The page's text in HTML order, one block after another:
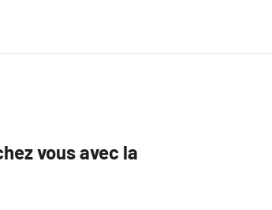
vous avec la